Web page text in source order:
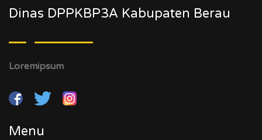
Dinas DPPKBP3A Kabupaten Berau
Loremipsum
Menu